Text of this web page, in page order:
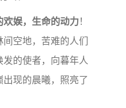
娱，生命的动力 ！
空地，苦难的人们
的使者，向暮年人
现的晨曦，照亮了